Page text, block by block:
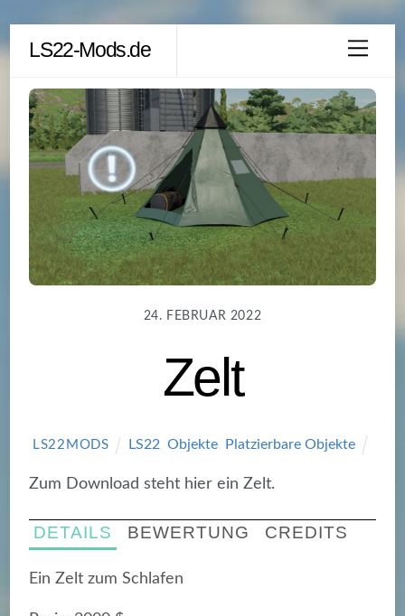
content
LS22-Mods.de
24. FEBRUAR 2022
Zelt
LS22MODS LS22 ,Objekte Platzierbare Objekte
Zum Download steht hier ein Zelt.
DETAILS BEWERTUNG CREDITS
Ein Zelt zum Schlafen